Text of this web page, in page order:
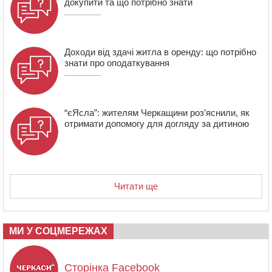
16:07 До 1 вересня у Черкасах оновлюють дорожню
розмітку біля навчальних закладів (ФОТОФАКТ)
докупити та що потрібно знати
Доходи від здачі житла в оренду: що потрібно
знати про оподаткування
“єЯсла”: жителям Черкащини роз’яснили, як
отримати допомогу для догляду за дитиною
Читати ще
МИ У СОЦМЕРЕЖАХ
Сторінка Facebook